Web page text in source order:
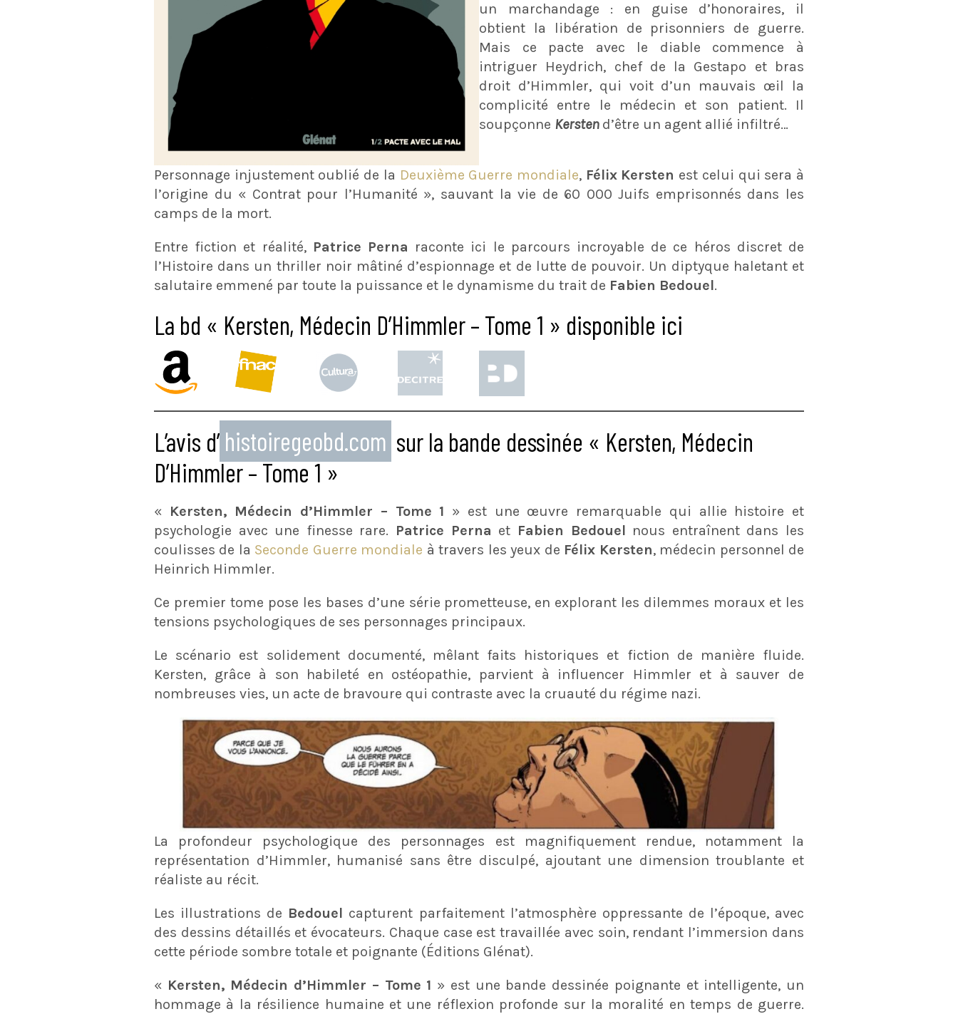
un marchandage : en guise d’honoraires, il
obtient la libération de prisonniers de guerre.
Mais ce pacte avec le diable commence à
intriguer Heydrich, chef de la Gestapo et bras
droit d’Himmler, qui voit d’un mauvais œil la
complicité entre le médecin et son patient. Il
soupçonne Kersten d’être un agent allié infiltré…
Personnage injustement oublié de la Deuxième Guerre mondiale, Félix Kersten est celui qui sera à
l’origine du « Contrat pour l’Humanité », sauvant la vie de 60 000 Juifs emprisonnés dans les
camps de la mort.
Entre fiction et réalité, Patrice Perna raconte ici le parcours incroyable de ce héros discret de
l’Histoire dans un thriller noir mâtiné d’espionnage et de lutte de pouvoir. Un diptyque haletant et
salutaire emmené par toute la puissance et le dynamisme du trait de Fabien Bedouel.
La bd « Kersten, Médecin D’Himmler – Tome 1 » disponible ici
L’avis d’ histoiregeobd.com sur la bande dessinée « Kersten, Médecin
D’Himmler – Tome 1 »
« Kersten, Médecin d’Himmler – Tome 1 » est une œuvre remarquable qui allie histoire et
psychologie avec une finesse rare. Patrice Perna et Fabien Bedouel nous entraînent dans les
coulisses de la Seconde Guerre mondiale à travers les yeux de Félix Kersten, médecin personnel de
Heinrich Himmler.
Ce premier tome pose les bases d’une série prometteuse, en explorant les dilemmes moraux et les
tensions psychologiques de ses personnages principaux.
Le scénario est solidement documenté, mêlant faits historiques et fiction de manière fluide.
Kersten, grâce à son habileté en ostéopathie, parvient à influencer Himmler et à sauver de
nombreuses vies, un acte de bravoure qui contraste avec la cruauté du régime nazi.
La profondeur psychologique des personnages est magnifiquement rendue, notamment la
représentation d’Himmler, humanisé sans être disculpé, ajoutant une dimension troublante et
réaliste au récit.
Les illustrations de Bedouel capturent parfaitement l’atmosphère oppressante de l’époque, avec
des dessins détaillés et évocateurs. Chaque case est travaillée avec soin, rendant l’immersion dans
cette période sombre totale et poignante​ (Éditions Glénat)​.
« Kersten, Médecin d’Himmler – Tome 1 » est une bande dessinée poignante et intelligente, un
hommage à la résilience humaine et une réflexion profonde sur la moralité en temps de guerre.